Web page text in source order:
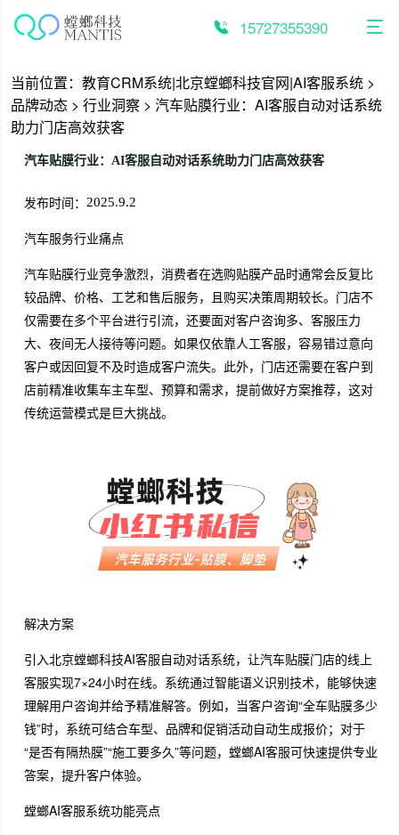
15727355390
当前位置： 教育CRM系统|北京螳螂科技官网|AI客服系统 >
品牌动态 > 行业洞察 > 汽车贴膜行业：AI客服自动对话系统
助力门店高效获客
汽车贴膜行业：AI客服自动对话系统助力门店高效获客
发布时间： 2025.9.2
汽车服务行业痛点
汽车贴膜行业竞争激烈，消费者在选购贴膜产品时通常会反复比
较品牌、价格、工艺和售后服务，且购买决策周期较长。门店不
仅需要在多个平台进行引流，还要面对客户咨询多、客服压力
大、夜间无人接待等问题。如果仅依靠人工客服，容易错过意向
客户或因回复不及时造成客户流失。此外，门店还需要在客户到
店前精准收集车主车型、预算和需求，提前做好方案推荐，这对
传统运营模式是巨大挑战。
解决方案
引入北京螳螂科技AI客服自动对话系统，让汽车贴膜门店的线上
客服实现7×24小时在线。系统通过智能语义识别技术，能够快速
理解用户咨询并给予精准解答。例如，当客户咨询“全车贴膜多少
钱”时，系统可结合车型、品牌和促销活动自动生成报价；对于
“是否有隔热膜”“施工要多久”等问题，螳螂AI客服可快速提供专业
答案，提升客户体验。
螳螂AI客服系统功能亮点